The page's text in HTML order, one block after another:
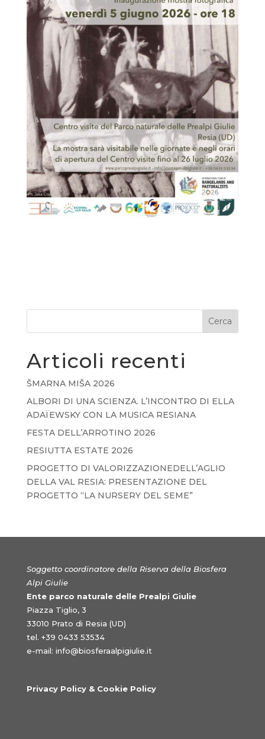
Cerca
Articoli recenti
ŠMARNA MIŠA 2026
ALBORI DI UNA SCIENZA. L’INCONTRO DI ELLA
ADAÏEWSKY CON LA MUSICA RESIANA
FESTA DELL’ARROTINO 2026
RESIUTTA ESTATE 2026
PROGETTO DI VALORIZZAZIONEDELL’AGLIO
DELLA VAL RESIA: PRESENTAZIONE DEL
PROGETTO “LA NURSERY DEL SEME”
Soggetto coordinatore della Riserva della Biosfera
Alpi Giulie
Ente parco naturale delle Prealpi Giulie
Piazza Tiglio, 3
33010 Prato di Resia (UD)
tel. +39 0433 53534
e-mail: info@biosferaalpigiulie.it
Privacy Policy & Cookie Policy